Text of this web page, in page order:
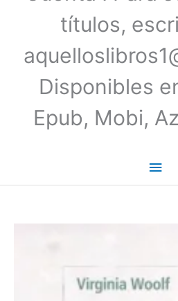
títulos,
Disponibles
Epub, Mobi,